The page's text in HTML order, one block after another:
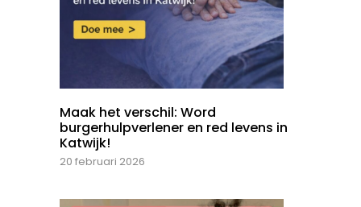
Maak het verschil: Word
burgerhulpverlener en red levens in
Katwijk!
20 februari 2026